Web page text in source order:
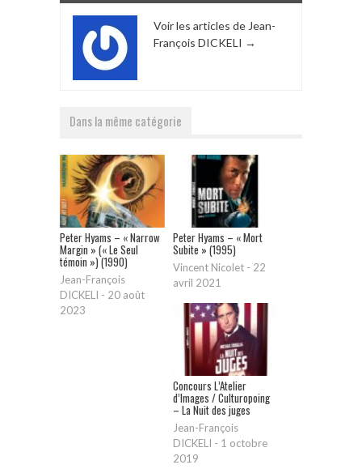
Voir les articles de Jean-
François DICKELI →
Dans la même catégorie
Peter Hyams – « Narrow
Margin » (« Le Seul
témoin ») (1990)
Jean-François
DICKELI - 20 août
2023
Peter Hyams – « Mort
Subite » (1995)
Vincent Nicolet - 22
avril 2021
Concours L’Atelier
d’Images / Culturopoing
– La Nuit des juges
Jean-François
DICKELI - 1 octobre
2019